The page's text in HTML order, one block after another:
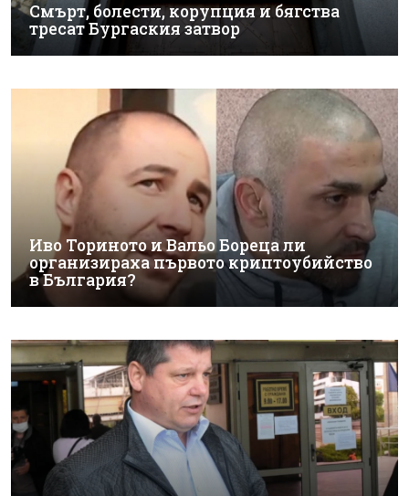
Смърт, болести, корупция и бягства
тресат Бургаския затвор
Иво Ториното и Вальо Бореца ли
организираха първото криптоубийство
в България?